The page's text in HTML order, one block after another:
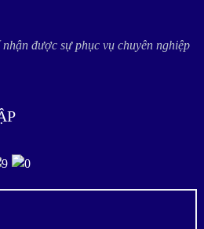
được sự phục vụ chuyên nghiệp